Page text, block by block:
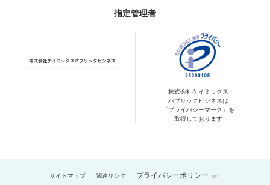
指定管理者
株式会社ケイミックス
パブリックビジネスは
「プライバシーマーク」を
取得しております
サイトマップ 関連リンク プライバシーポリシー